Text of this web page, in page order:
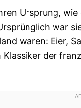
Ursprung,
war
waren: Eier,
Klassiker der